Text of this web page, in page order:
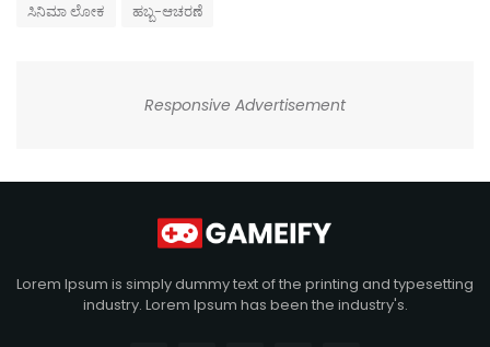
ಸಿನಿಮಾ ಲೋಕ
ಹಬ್ಬ-ಆಚರಣೆ
Responsive Advertisement
Lorem Ipsum is simply dummy text of the printing and typesetting
industry. Lorem Ipsum has been the industry's.